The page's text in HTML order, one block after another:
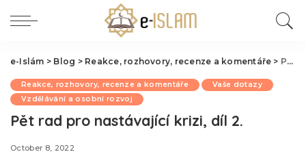
e-Islám > Blog > Reakce, rozhovory, recenze a komentáře > Pět rad pro nastávající krizi, díl 2.
Reakce, rozhovory, recenze a komentáře
Vaše dotazy
Vzdělávání a osobní rozvoj
Pět rad pro nastávající krizi, díl 2.
October 8, 2022